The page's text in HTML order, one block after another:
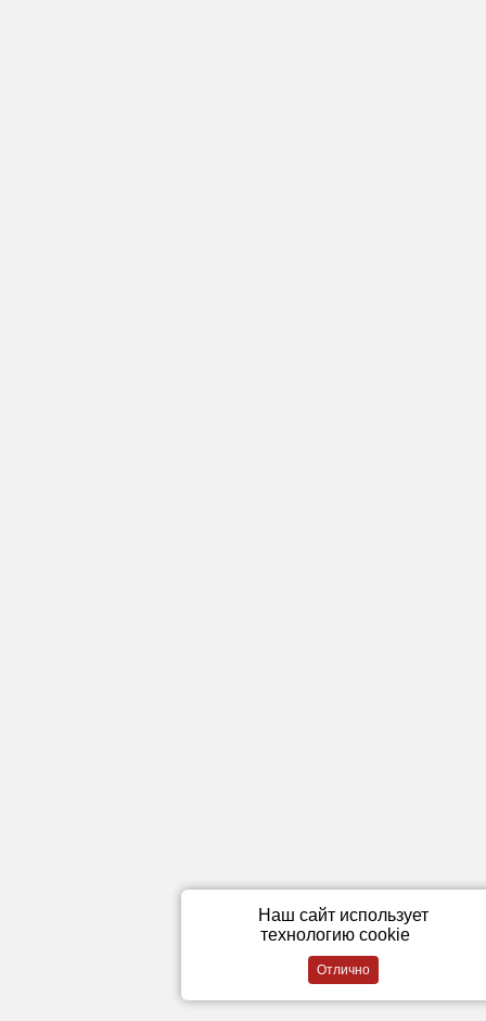
Наш сайт использует
технологию cookie